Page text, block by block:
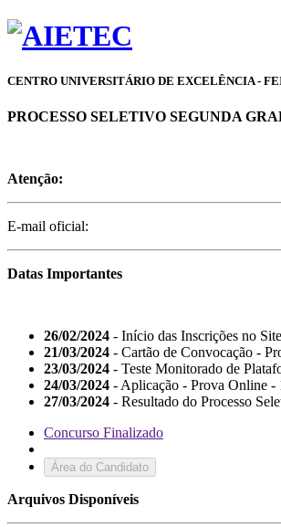
CENTRO UNIVERSITÁRIO DE EXCELÊNCIA -
PROCESSO SELETIVO SEGUNDA
Atenção:
E-mail oficial:
Datas Importantes
26/02/2024 - Início das Inscrições no
21/03/2024 - Cartão de Convocação -
23/03/2024 - Teste Monitorado de
24/03/2024 - Aplicação - Prova Online -
27/03/2024 - Resultado do Processo
Concurso Finalizado
Área do Candidato
Arquivos Disponíveis